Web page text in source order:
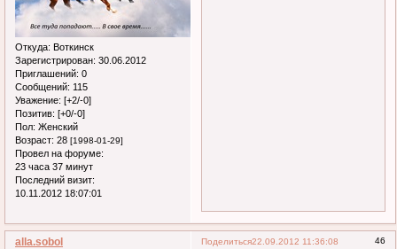
Откуда: Воткинск
Зарегистрирован: 30.06.2012
Приглашений: 0
Сообщений: 115
Уважение: [+2/-0]
Позитив: [+0/-0]
Пол: Женский
Возраст: 28 [1998-01-29]
Провел на форуме:
23 часа 37 минут
Последний визит:
10.11.2012 18:07:01
Поделиться 46
22.09.2012 11:36:08
alla.sobol